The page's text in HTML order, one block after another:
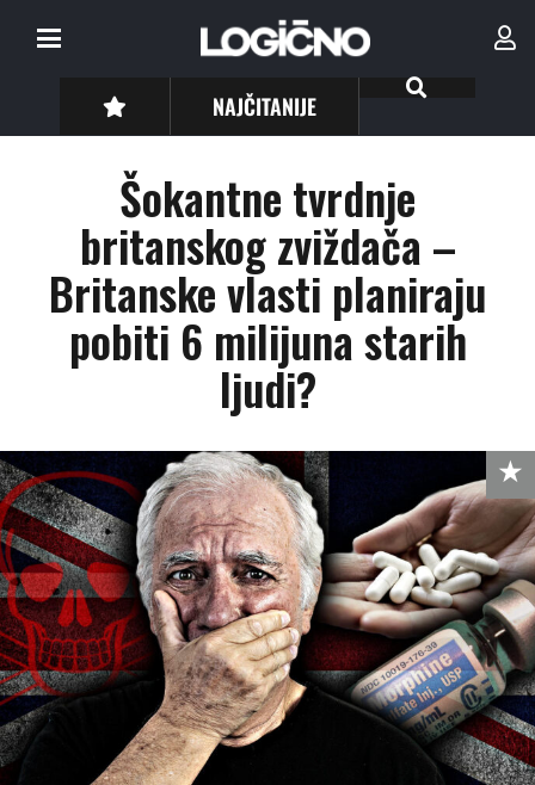
NAJČITANIJE
Šokantne tvrdnje
britanskog zviždača –
Britanske vlasti planiraju
pobiti 6 milijuna starih
ljudi?